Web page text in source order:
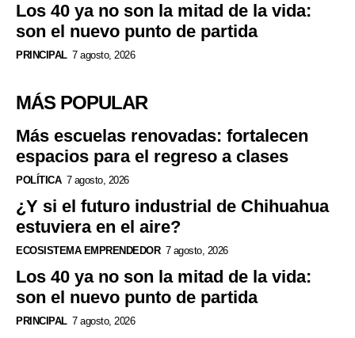
Los 40 ya no son la mitad de la vida:
son el nuevo punto de partida
PRINCIPAL 7 agosto, 2026
MÁS POPULAR
Más escuelas renovadas: fortalecen
espacios para el regreso a clases
POLÍTICA 7 agosto, 2026
¿Y si el futuro industrial de Chihuahua
estuviera en el aire?
ECOSISTEMA EMPRENDEDOR 7 agosto, 2026
Los 40 ya no son la mitad de la vida:
son el nuevo punto de partida
PRINCIPAL 7 agosto, 2026